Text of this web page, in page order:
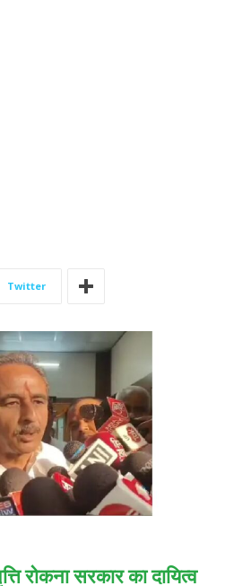
Twitter
रोकना सरकार का दायित्व